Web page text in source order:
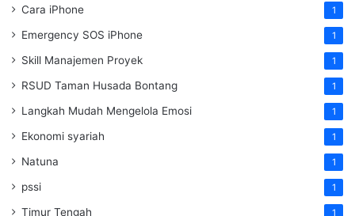
Cara iPhone 1
Emergency SOS iPhone 1
Skill Manajemen Proyek 1
RSUD Taman Husada Bontang 1
Langkah Mudah Mengelola Emosi 1
Ekonomi syariah 1
Natuna 1
pssi 1
Timur Tengah 1